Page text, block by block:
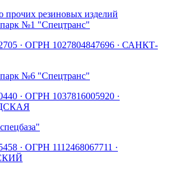
прочих резиновых изделий
№1 "Спецтранс"
· ОГРН 1027804847696 · САНКТ-
№6 "Спецтранс"
· ОГРН 1037816005920 ·
· ОГРН 1112468067711 ·